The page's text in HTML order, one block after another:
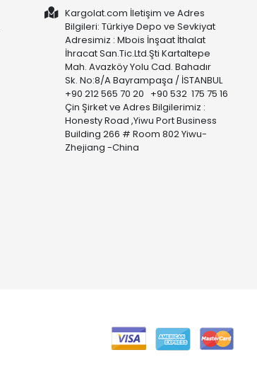
Kargolat.com İletişim ve Adres
Bilgileri: Türkiye Depo ve Sevkiyat
Adresimiz : Mbois İnşaat İthalat
İhracat San.Tic.Ltd.Şti Kartaltepe
Mah. Avazköy Yolu Cad. Bahadır
Sk. No:8/A Bayrampaşa / İSTANBUL
+90 212 565 70 20 +90 532 175 75 16
Çin Şirket ve Adres Bilgilerimiz :
Honesty Road ,Yiwu Port Business
Building 266 # Room 802 Yiwu-
Zhejiang -China